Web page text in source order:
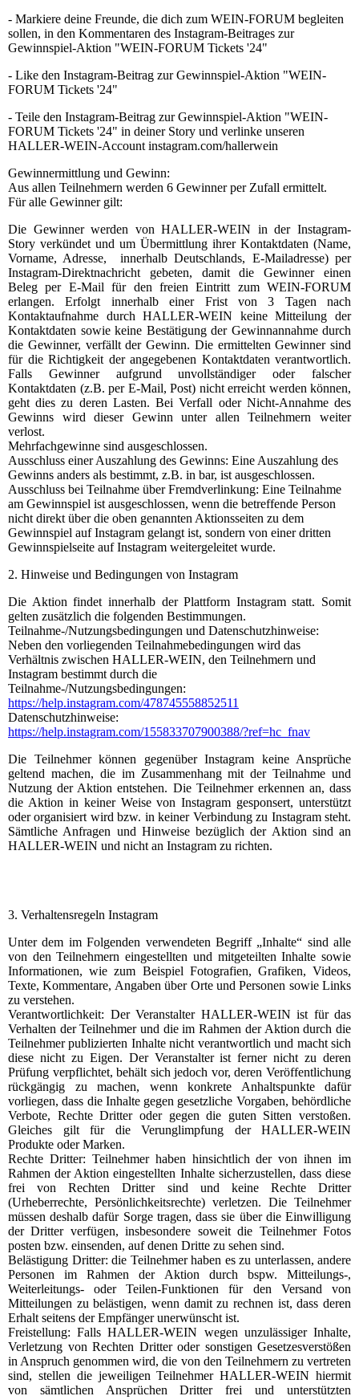
- Markiere deine Freunde, die dich zum WEIN-FORUM begleiten
sollen, in den Kommentaren des Instagram-Beitrages zur
Gewinnspiel-Aktion "WEIN-FORUM Tickets '24"
- Like den Instagram-Beitrag zur Gewinnspiel-Aktion "WEIN-
FORUM Tickets '24"
- Teile den Instagram-Beitrag zur Gewinnspiel-Aktion "WEIN-
FORUM Tickets '24" in deiner Story und verlinke unseren
HALLER-WEIN-Account instagram.com/hallerwein
Gewinnermittlung und Gewinn:
Aus allen Teilnehmern werden 6 Gewinner per Zufall ermittelt.
Für alle Gewinner gilt:
Die Gewinner werden von HALLER-WEIN in der Instagram-
Story verkündet und um Übermittlung ihrer Kontaktdaten (Name,
Vorname, Adresse, innerhalb Deutschlands, E-Mailadresse) per
Instagram-Direktnachricht gebeten, damit die Gewinner einen
Beleg per E-Mail für den freien Eintritt zum WEIN-FORUM
erlangen. Erfolgt innerhalb einer Frist von 3 Tagen nach
Kontaktaufnahme durch HALLER-WEIN keine Mitteilung der
Kontaktdaten sowie keine Bestätigung der Gewinnannahme durch
die Gewinner, verfällt der Gewinn. Die ermittelten Gewinner sind
für die Richtigkeit der angegebenen Kontaktdaten verantwortlich.
Falls Gewinner aufgrund unvollständiger oder falscher
Kontaktdaten (z.B. per E-Mail, Post) nicht erreicht werden können,
geht dies zu deren Lasten. Bei Verfall oder Nicht-Annahme des
Gewinns wird dieser Gewinn unter allen Teilnehmern weiter
verlost.
Mehrfachgewinne sind ausgeschlossen.
Ausschluss einer Auszahlung des Gewinns: Eine Auszahlung des
Gewinns anders als bestimmt, z.B. in bar, ist ausgeschlossen.
Ausschluss bei Teilnahme über Fremdverlinkung: Eine Teilnahme
am Gewinnspiel ist ausgeschlossen, wenn die betreffende Person
nicht direkt über die oben genannten Aktionsseiten zu dem
Gewinnspiel auf Instagram gelangt ist, sondern von einer dritten
Gewinnspielseite auf Instagram weitergeleitet wurde.
2. Hinweise und Bedingungen von Instagram
Die Aktion findet innerhalb der Plattform Instagram statt. Somit
gelten zusätzlich die folgenden Bestimmungen.
Teilnahme-/Nutzungsbedingungen und Datenschutzhinweise:
Neben den vorliegenden Teilnahmebedingungen wird das
Verhältnis zwischen HALLER-WEIN, den Teilnehmern und
Instagram bestimmt durch die
Teilnahme-/Nutzungsbedingungen:
https://help.instagram.com/478745558852511
Datenschutzhinweise:
https://help.instagram.com/155833707900388/?ref=hc_fnav
Die Teilnehmer können gegenüber Instagram keine Ansprüche
geltend machen, die im Zusammenhang mit der Teilnahme und
Nutzung der Aktion entstehen. Die Teilnehmer erkennen an, dass
die Aktion in keiner Weise von Instagram gesponsert, unterstützt
oder organisiert wird bzw. in keiner Verbindung zu Instagram steht.
Sämtliche Anfragen und Hinweise bezüglich der Aktion sind an
HALLER-WEIN und nicht an Instagram zu richten.
3. Verhaltensregeln Instagram
Unter dem im Folgenden verwendeten Begriff „Inhalte“ sind alle
von den Teilnehmern eingestellten und mitgeteilten Inhalte sowie
Informationen, wie zum Beispiel Fotografien, Grafiken, Videos,
Texte, Kommentare, Angaben über Orte und Personen sowie Links
zu verstehen.
Verantwortlichkeit: Der Veranstalter HALLER-WEIN ist für das
Verhalten der Teilnehmer und die im Rahmen der Aktion durch die
Teilnehmer publizierten Inhalte nicht verantwortlich und macht sich
diese nicht zu Eigen. Der Veranstalter ist ferner nicht zu deren
Prüfung verpflichtet, behält sich jedoch vor, deren Veröffentlichung
rückgängig zu machen, wenn konkrete Anhaltspunkte dafür
vorliegen, dass die Inhalte gegen gesetzliche Vorgaben, behördliche
Verbote, Rechte Dritter oder gegen die guten Sitten verstoßen.
Gleiches gilt für die Verunglimpfung der HALLER-WEIN
Produkte oder Marken.
Rechte Dritter: Teilnehmer haben hinsichtlich der von ihnen im
Rahmen der Aktion eingestellten Inhalte sicherzustellen, dass diese
frei von Rechten Dritter sind und keine Rechte Dritter
(Urheberrechte, Persönlichkeitsrechte) verletzen. Die Teilnehmer
müssen deshalb dafür Sorge tragen, dass sie über die Einwilligung
der Dritter verfügen, insbesondere soweit die Teilnehmer Fotos
posten bzw. einsenden, auf denen Dritte zu sehen sind.
Belästigung Dritter: die Teilnehmer haben es zu unterlassen, andere
Personen im Rahmen der Aktion durch bspw. Mitteilungs-,
Weiterleitungs- oder Teilen-Funktionen für den Versand von
Mitteilungen zu belästigen, wenn damit zu rechnen ist, dass deren
Erhalt seitens der Empfänger unerwünscht ist.
Freistellung: Falls HALLER-WEIN wegen unzulässiger Inhalte,
Verletzung von Rechten Dritter oder sonstigen Gesetzesverstößen
in Anspruch genommen wird, die von den Teilnehmern zu vertreten
sind, stellen die jeweiligen Teilnehmer HALLER-WEIN hiermit
von sämtlichen Ansprüchen Dritter frei und unterstützten